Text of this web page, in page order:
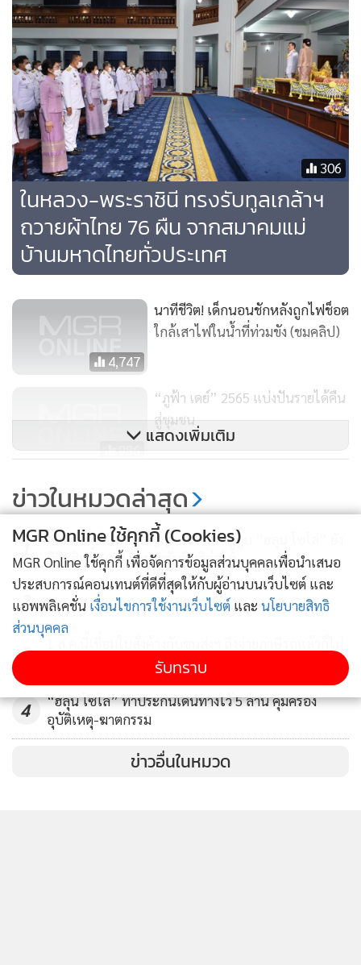
306
ในหลวง-พระราชินี ทรงรับทูลเกล้าฯ
ถวายผ้าไทย 76 ผืน จากสมาคมแม่
บ้านมหาดไทยทั่วประเทศ
4,747
นาทีชีวิต! เด็กนอนชักหลังถูกไฟช็อต
ใกล้เสาไฟในน้ำที่ท่วมขัง (ชมคลิป)
986
“ภูฟ้า เดย์” 2565 แบ่งปันรายได้คืน
สู่ชุมชน
8,210
อดีต ปธ.สภา ถึงแก่อสัญกรรมแล้ว
สิริอายุ 98 ปี
แสดงเพิ่มเติม
ข่าวในหมวดล่าสุด
1
กรมทรัพย์สินทางปัญญาแจง คลิปยูทูบ “ฮลุน โซโล่” ยัง
มีลิขสิทธิ์ 50 ปี ทายาทรับสิทธิต่อได้
2
3
ได้ป้าย ทนายอินฟลูฯ ร้องผู้ตรวจฯ ขัด รธน.หรือไม่?
4
“ฮลุน โซโล่” ทำประกันเดินทางไว้ 5 ล้าน คุ้มครอง
อุบัติเหตุ-ฆาตกรรม
ข่าวอื่นในหมวด
MGR Online ใช้คุกกี้ (Cookies)
MGR Online ใช้คุกกี้ เพื่อจัดการข้อมูลส่วนบุคคลเพื่อนำเสนอ
ประสบการณ์คอนเทนต์ที่ดีที่สุดให้กับผู้อ่านบนเว็บไซต์ และ
แอพพลิเคชั่น เงื่อนไขการใช้งานเว็บไซต์ และ นโยบายสิทธิ
ส่วนบุคคล
รับทราบ